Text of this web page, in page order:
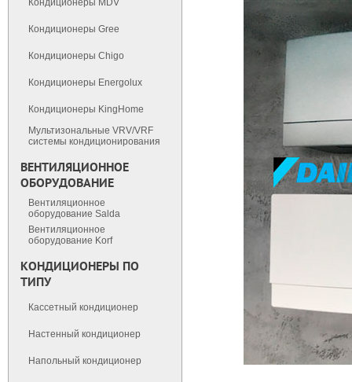
Кондиционеры MDV
Кондиционеры Gree
Кондиционеры Chigo
Кондиционеры Energolux
Кондиционеры KingHome
Мультизональные VRV/VRF
cистемы кондиционирования
ВЕНТИЛЯЦИОННОЕ
ОБОРУДОВАНИЕ
Вентиляционное
оборудование Salda
Вентиляционное
оборудование Korf
КОНДИЦИОНЕРЫ ПО
ТИПУ
Кассетный кондиционер
Настенный кондиционер
Напольный кондиционер